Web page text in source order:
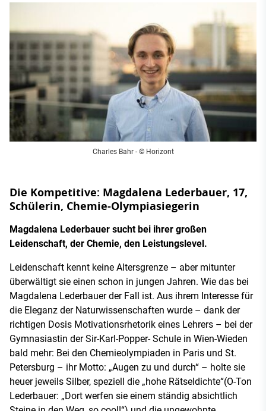
Charles Bahr - © Horizont
Die Kompetitive: Magdalena Lederbauer, 17,
Schülerin, Chemie-Olympiasiegerin
Magdalena Lederbauer sucht bei ihrer großen
Leidenschaft, der Chemie, den Leistungslevel.
Leidenschaft kennt keine Altersgrenze – aber mitunter
überwältigt sie einen schon in jungen Jahren. Wie das bei
Magdalena Lederbauer der Fall ist. Aus ihrem Interesse für
die Eleganz der Naturwissenschaften wurde – dank der
richtigen Dosis Motivationsrhetorik eines Lehrers – bei der
Gymnasiastin der Sir-Karl-Popper- Schule in Wien-Wieden
bald mehr: Bei den Chemieolympiaden in Paris und St.
Petersburg – ihr Motto: „Augen zu und durch“ – holte sie
heuer jeweils Silber, speziell die „hohe Rätseldichte“(O-Ton
Lederbauer: „Dort werfen sie einem ständig absichtlich